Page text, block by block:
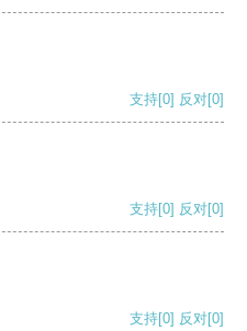
支持[0] 反对[0]
支持[0] 反对[0]
支持[0] 反对[0]